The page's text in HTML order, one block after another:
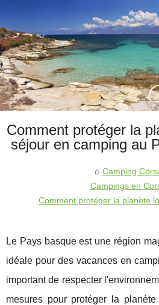
Comment protéger la
séjour en camping au
Camping
Campings en
Comment protéger la planète
Le Pays basque est une région
idéale pour des vacances en
important de respecter
mesures pour protéger la